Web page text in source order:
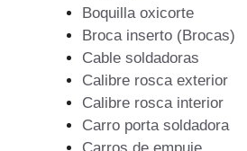
Boquilla oxicorte
Broca inserto (Brocas)
Cable soldadoras
Calibre rosca exterior
Calibre rosca interior
Carro porta soldadora